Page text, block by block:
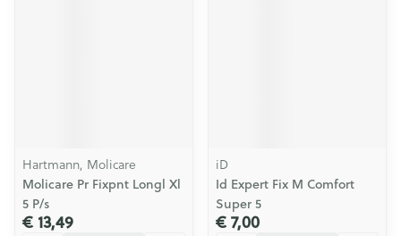
Hartmann, Molicare
Molicare Pr Fixpnt Longl Xl
5 P/s
€ 13,49
iD
Id Expert Fix M Comfort
Super 5
€ 7,00